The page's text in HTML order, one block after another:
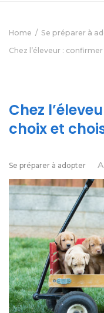
Home
Se préparer à
Chez l’éleveur :
Chez
choix et
Se préparer à adopter